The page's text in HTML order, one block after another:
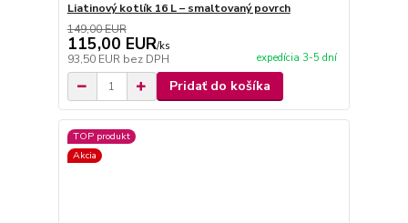
Liatinový kotlík 16 L – smaltovaný povrch
149,00 EUR
115,00 EUR/ks
93,50 EUR bez DPH expedícia 3-5 dní
Pridať do košíka
TOP produkt
Akcia